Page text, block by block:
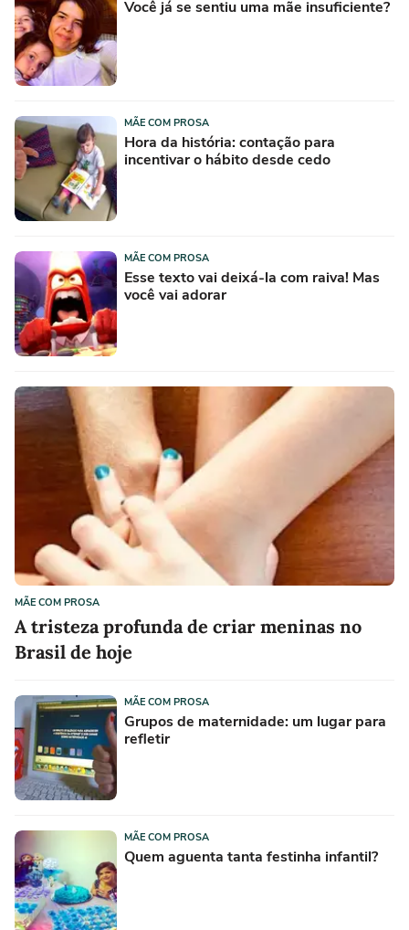
Você já se sentiu uma mãe insuficiente?
MÃE COM PROSA
Hora da história: contação para
incentivar o hábito desde cedo
MÃE COM PROSA
Esse texto vai deixá-la com raiva! Mas
você vai adorar
MÃE COM PROSA
A tristeza profunda de criar meninas no
Brasil de hoje
MÃE COM PROSA
Grupos de maternidade: um lugar para
refletir
MÃE COM PROSA
Quem aguenta tanta festinha infantil?